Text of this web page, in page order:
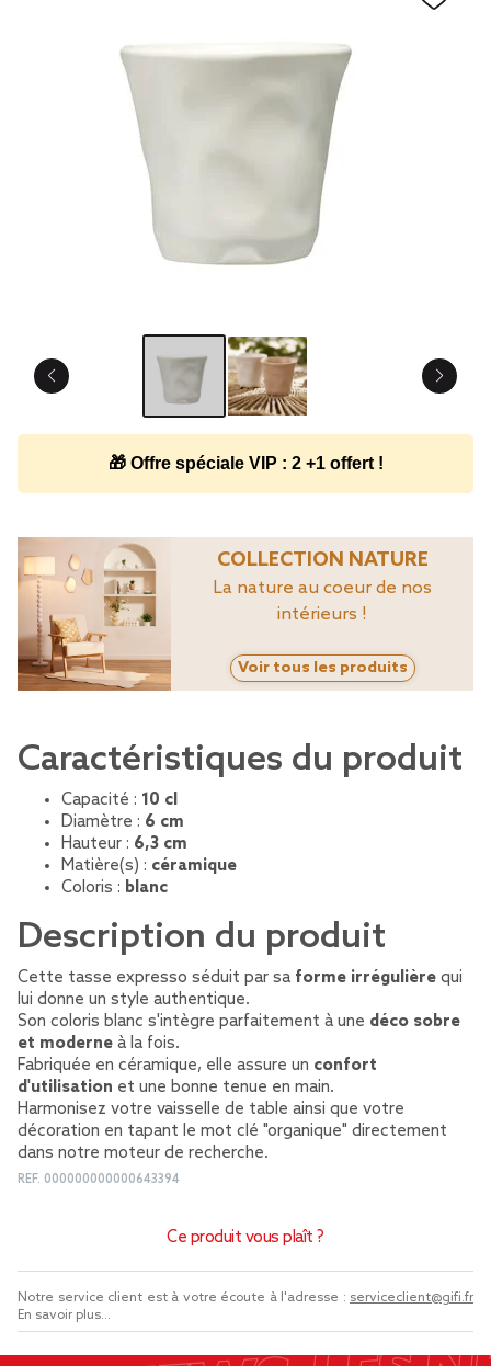
🎁 Offre spéciale VIP : 2 +1 offert !
COLLECTION NATURE
La nature au coeur de nos
intérieurs !
Voir tous les produits
Caractéristiques du produit
Capacité : 10 cl
Diamètre : 6 cm
Hauteur : 6,3 cm
Matière(s) : céramique
Coloris : blanc
Description du produit
Cette tasse expresso séduit par sa forme irrégulière qui
lui donne un style authentique.
Son coloris blanc s'intègre parfaitement à une déco sobre
et moderne à la fois.
Fabriquée en céramique, elle assure un confort
d'utilisation et une bonne tenue en main.
Harmonisez votre vaisselle de table ainsi que votre
décoration en tapant le mot clé "organique" directement
dans notre moteur de recherche.
REF. 000000000000643394
Ce produit vous plaît ?
Notre service client est à votre écoute à l'adresse : serviceclient@gifi.fr
En savoir plus...